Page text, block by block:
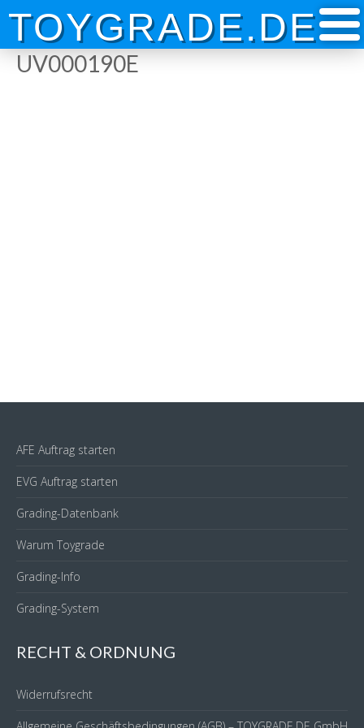
Skip
content
TOYGRADE.DE
UV000190E
AFE Auftrag starten
EVG Auftrag starten
Grading-Datenbank
Warum Toygrade
Grading-Info
Grading-System
RECHT & ORDNUNG
Widerrufsrecht